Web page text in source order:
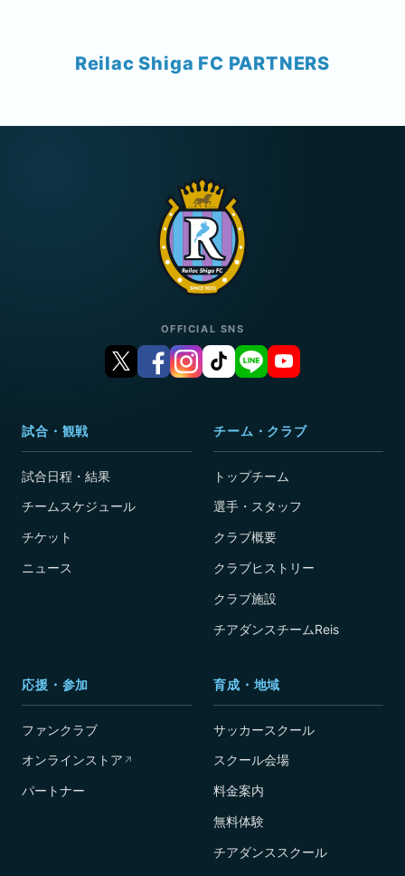
Reilac Shiga FC PARTNERS
OFFICIAL SNS
試合・観戦
試合日程・結果
チームスケジュール
チケット
ニュース
チーム・クラブ
トップチーム
選手・スタッフ
クラブ概要
クラブヒストリー
クラブ施設
チアダンスチームReis
応援・参加
ファンクラブ
オンラインストア ↗
パートナー
育成・地域
サッカースクール
スクール会場
料金案内
無料体験
チアダンススクール